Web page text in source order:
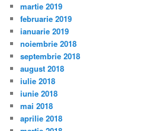
martie 2019
februarie 2019
ianuarie 2019
noiembrie 2018
septembrie 2018
august 2018
iulie 2018
iunie 2018
mai 2018
aprilie 2018